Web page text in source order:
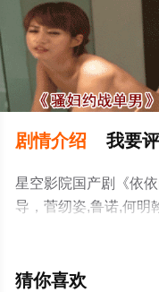
剧情介绍 我要
星空影院国产剧《依
导，菅纫姿,鲁诺,何明
中国大陆电视剧，大
多相关信息可移步至
猜你喜欢